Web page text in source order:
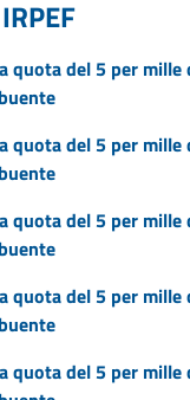
quota del 5 per
quota del 5 per
quota del 5 per
quota del 5 per
quota del 5 per